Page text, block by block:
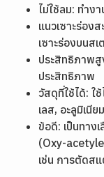
ไม่ใช้ลม: ทำง
แนวเซาะร่อง
เซาะร่องบนส
ประสิทธิภาพสู
ประสิทธิภาพ
วัสดุที่ใช้ได้: ใ
เลส, อะลูมิเนี
ข้อดี: เป็นทาง
(Oxy-
เช่น การตัดส